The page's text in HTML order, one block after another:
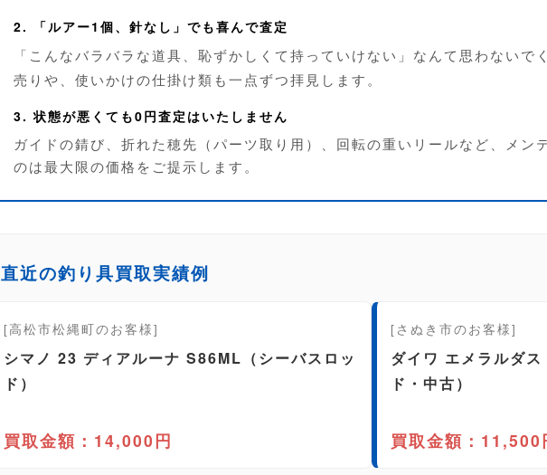
2. 「ルアー1個、針なし」でも喜んで査定
「こんなバラバラな道具、恥ずかしくて持っていけない」なんて思わないで
売りや、使いかけの仕掛け類も一点ずつ拝見します。
3. 状態が悪くても0円査定はいたしません
ガイドの錆び、折れた穂先（パーツ取り用）、回転の重いリールなど、メン
のは最大限の価格をご提示します。
直近の釣り具買取実績例
[高松市松縄町のお客様]
シマノ 23 ディアルーナ S86ML（シーバスロッ
ド）
買取金額：14,000円
[さぬき市のお客様]
ダイワ エメラルダ
ド・中古）
買取金額：11,500